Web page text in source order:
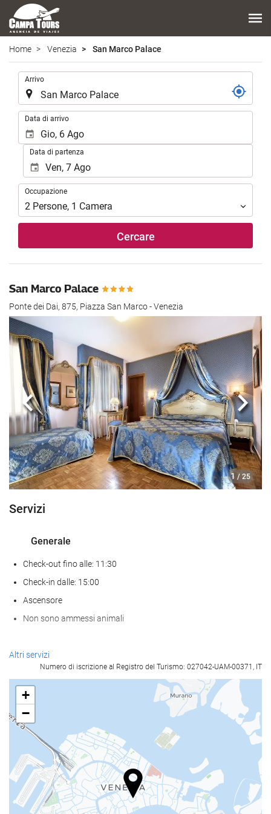
Home Venezia San Marco Palace
Arrivo
Data di arrivo
Data di partenza
Occupazione
Occupazione
2 Persone, 1 Camera
Cercare
San Marco Palace
Ponte dei Dai, 875, Piazza San Marco - Venezia
1 / 25
Anteriore
Servizi
Generale
Check-out fino alle: 11:30
Check-in dalle: 15:00
Ascensore
Non sono ammessi animali
Servizio di accoglienza
deposito bagagli
Pasto e bevanda
Ristorante à la carte
Bar
Internet
Altri servizi
Numero di iscrizione al Registro del Turismo: 027042-UAM-00371, IT
+
−